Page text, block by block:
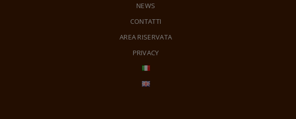
NEWS
CONTATTI
AREA RISERVATA
PRIVACY